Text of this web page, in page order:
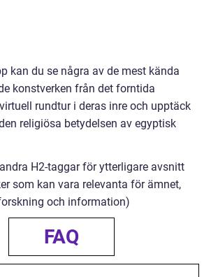
kan du se några av de mest kända
konstverken från det forntida
rundtur i deras inre och upptäck
religiösa betydelsen av egyptisk
H2-taggar för ytterligare avsnitt
som kan vara relevanta för ämnet,
och information)
FAQ